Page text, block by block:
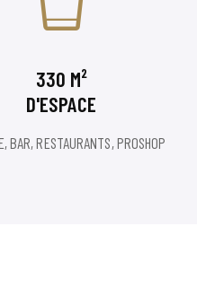
330 M²
D'ESPACE
BAR, RESTAURANTS, PROSHOP